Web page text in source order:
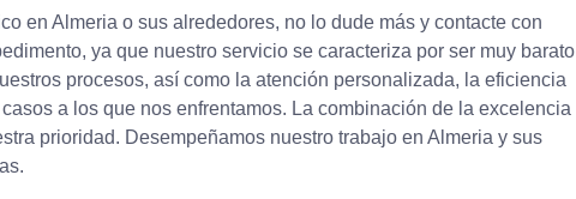
en Almeria o sus alrededores, no lo dude más y contacte con
ya que nuestro servicio se caracteriza por ser muy barato
procesos, así como la atención personalizada, la eficiencia
a los que nos enfrentamos. La combinación de la excelencia
prioridad. Desempeñamos nuestro trabajo en Almeria y sus